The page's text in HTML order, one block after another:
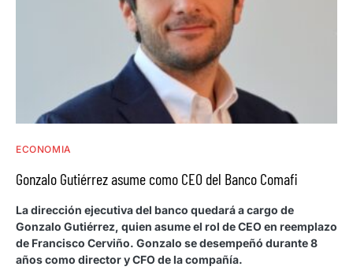
ECONOMIA
Gonzalo Gutiérrez asume como CEO del Banco Comafi
La dirección ejecutiva del banco quedará a cargo de
Gonzalo Gutiérrez, quien asume el rol de CEO en reemplazo
de Francisco Cerviño. Gonzalo se desempeñó durante 8
años como director y CFO de la compañía.